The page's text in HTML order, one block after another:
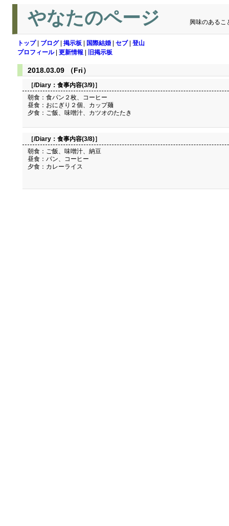
やなたのページ 興味のあるこ
トップ| ブログ| 掲示板 国際結婚 セブ| 登山
プロフィール| 更新情報 旧掲示板
2018.03.09 （Fri）
［/Diary： 食事内容(3/9)］
朝食：食パン２枚、コーヒー
昼食：おにぎり２個、カップ麺
夕食：ご飯、味噌汁、カツオのたたき
［/Diary： 食事内容(3/8)］
朝食：ご飯、味噌汁、納豆
昼食：パン、コーヒー
夕食：カレーライス